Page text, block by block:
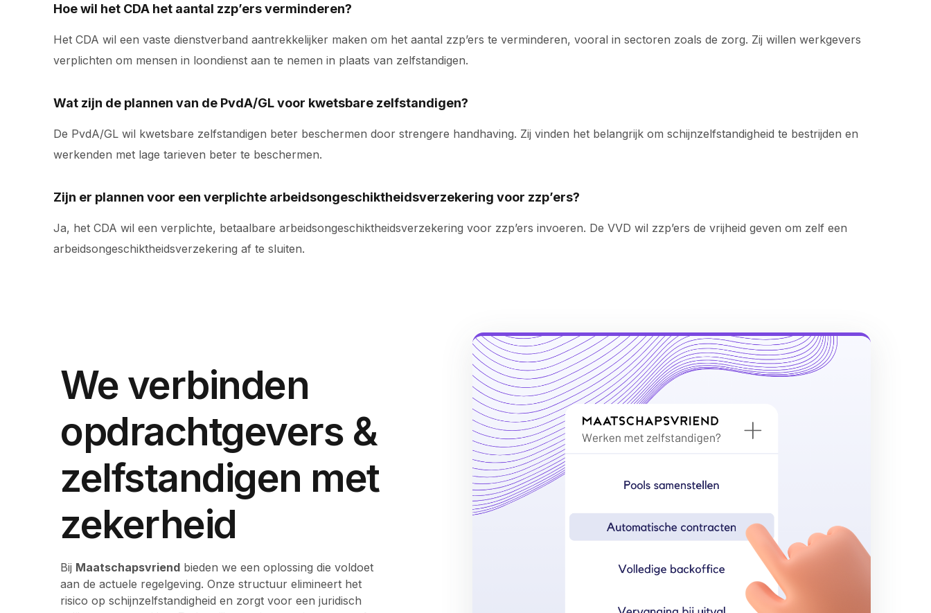
Hoe wil het CDA het aantal zzp’ers verminderen?
Het CDA wil een vaste dienstverband aantrekkelijker maken om het aantal zzp’ers te verminderen, vooral in sectoren zoals de zorg. Zij willen werkgevers
verplichten om mensen in loondienst aan te nemen in plaats van zelfstandigen.
Wat zijn de plannen van de PvdA/GL voor kwetsbare zelfstandigen?
De PvdA/GL wil kwetsbare zelfstandigen beter beschermen door strengere handhaving. Zij vinden het belangrijk om schijnzelfstandigheid te bestrijden en
werkenden met lage tarieven beter te beschermen.
Zijn er plannen voor een verplichte arbeidsongeschiktheidsverzekering voor zzp’ers?
Ja, het CDA wil een verplichte, betaalbare arbeidsongeschiktheidsverzekering voor zzp’ers invoeren. De VVD wil zzp’ers de vrijheid geven om zelf een
arbeidsongeschiktheidsverzekering af te sluiten.
We verbinden
opdrachtgevers &
zelfstandigen met
zekerheid
Bij Maatschapsvriend bieden we een oplossing die voldoet
aan de actuele regelgeving. Onze structuur elimineert het
risico op schijnzelfstandigheid en zorgt voor een juridisch